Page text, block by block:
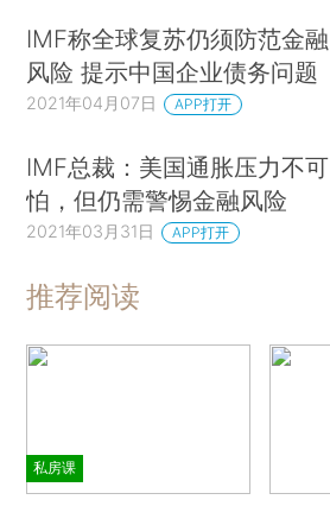
IMF称全球复苏仍须防范金融
风险 提示中国企业债务问题
2021年04月07日 APP打开
IMF总裁：美国通胀压力不可
怕，但仍需警惕金融风险
2021年03月31日 APP打开
推荐阅读
私房课